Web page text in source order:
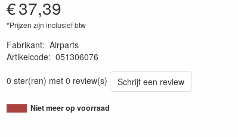
€37,39
*Prijzen zijn inclusief btw
Fabrikant: Airparts
Artikelcode: 051306076
0 ster(ren) met 0 review(s)
Schrijf een review
Niet meer op voorraad